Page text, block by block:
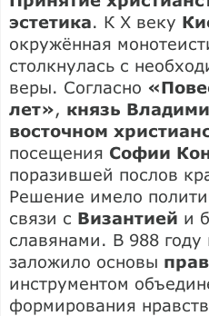
эстетика. К X веку
окружённая
столкнулась с
веры. Согласно
лет», князь
восточном
посещения Софии
поразившей послов
Решение имело
связи с Византией и
славянами. В 988
заложило основы
инструментом
формирования